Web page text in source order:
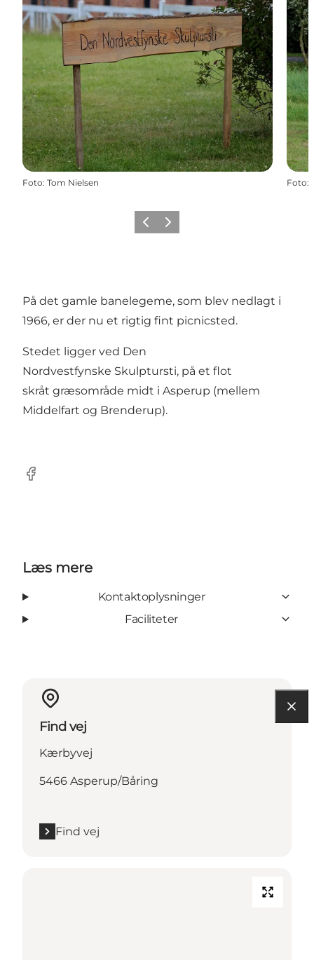
Foto: Tom Nielsen Foto:
ForrigeNæste
På det gamle banelegeme, som blev nedlagt i
1966, er der nu et rigtig fint picnicsted.
Stedet ligger ved Den
Nordvestfynske Skulptursti, på et flot
skråt græsområde midt i Asperup (mellem
Middelfart og Brenderup).
Facebook
Læs mere
Kontaktoplysninger
Faciliteter
Find vej
Kærbyvej
5466 Asperup/Båring
Find vej